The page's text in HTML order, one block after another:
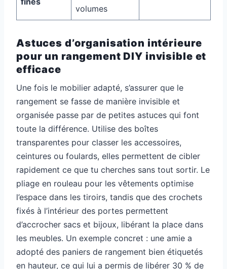
volumes
Astuces d’organisation intérieure
pour un rangement DIY invisible et
efficace
Une fois le mobilier adapté, s’assurer que le
rangement se fasse de manière invisible et
organisée passe par de petites astuces qui font
toute la différence. Utilise des boîtes
transparentes pour classer les accessoires,
ceintures ou foulards, elles permettent de cibler
rapidement ce que tu cherches sans tout sortir. Le
pliage en rouleau pour les vêtements optimise
l’espace dans les tiroirs, tandis que des crochets
fixés à l’intérieur des portes permettent
d’accrocher sacs et bijoux, libérant la place dans
les meubles. Un exemple concret : une amie a
adopté des paniers de rangement bien étiquetés
en hauteur, ce qui lui a permis de libérer 30 % de